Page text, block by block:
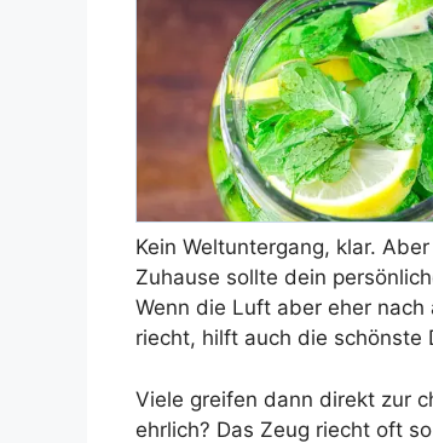
Kein Weltuntergang, klar.
Zuhause sollte dein
Wenn die Luft aber eher
riecht, hilft auch die schönste
Viele greifen dann direkt zur
ehrlich? Das Zeug riecht oft